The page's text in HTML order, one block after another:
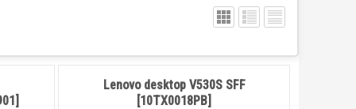
Lenovo desktop V530S SFF
[10TX0018PB]